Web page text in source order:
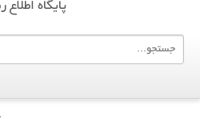
پایگاه اطلاع